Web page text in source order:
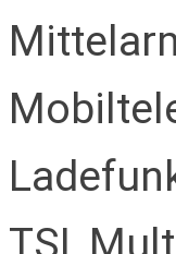
TSI,